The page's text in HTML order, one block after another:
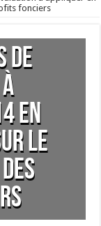
fonciers
de
en
le